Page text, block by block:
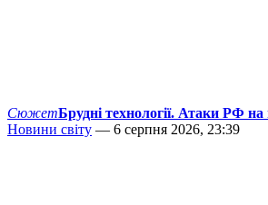
СюжетБрудні технології. Атаки РФ
Новини світу — 6 серпня 2026, 23:39